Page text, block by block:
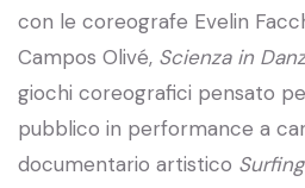
con le coreografe Evelin
Campos Olivé, Scienza in
giochi coreografici pensato
pubblico in performance a
documentario artistico